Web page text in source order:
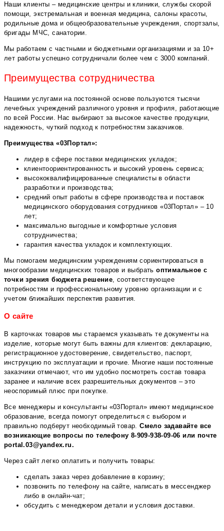
Наши клиенты – медицинские центры и клиники, службы скорой
помощи, экстремальная и военная медицина, салоны красоты,
родильные дома и общеобразовательные учреждения, спортзалы,
бригады МЧС, санатории.
Мы работаем с частными и бюджетными организациями и за 10+
лет работы успешно сотрудничали более чем с 3000 компаний.
Преимущества сотрудничества
Нашими услугами на постоянной основе пользуются тысячи
лечебных учреждений различного уровня и профиля, работающие
по всей России. Нас выбирают за высокое качестве продукции,
надежность, чуткий подход к потребностям заказчиков.
Преимущества «03Портал»:
лидер в сфере поставки медицинских укладок;
клиентоориентированность и высокий уровень сервиса;
высококвалифицированные специалисты в области
разработки и производства;
средний опыт работы в сфере производства и поставок
медицинского оборудования сотрудников «03Портал» – 10
лет;
максимально выгодные и комфортные условия
сотрудничества;
гарантия качества укладок и комплектующих.
Мы помогаем медицинским учреждениям сориентироваться в
многообразии медицинских товаров и выбратьоптимальное с
точки зрения бюджета решение , соответствующее
потребностям и профессиональному уровню организации и с
учетом ближайших перспектив развития.
О сайте
В карточках товаров мы стараемся указывать те документы на
изделие, которые могут быть важны для клиентов: декларацию,
регистрационное удостоверение, свидетельство, паспорт,
инструкцию по эксплуатации и прочие. Многие наши постоянные
заказчики отмечают, что им удобно посмотреть состав товара
заранее и наличие всех разрешительных документов – это
неоспоримый плюс при покупке.
Все менеджеры и консультанты «03Портал» имеют медицинское
образование, всегда помогут определиться с выбором и
правильно подберут необходимый товар.Смело задавайте все
возникающие вопросы по телефону 8-909-938-09-06 или почте
portal.03@yandex.ru.
Через сайт легко оплатить и получить товары:
сделать заказ через добавление в корзину;
позвонить по телефону на сайте, написать в мессенджер
либо в онлайн-чат;
обсудить с менеджером детали и условия доставки.